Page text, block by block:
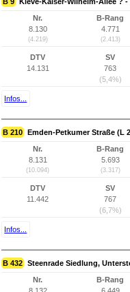
Nr.
8.130
(4.219)
B-Rang
4.771
(2.413)
DTV
14.131
SV
763
(5,4%)
Infos...
B 210 Emden-Petkumer Straße (L
Nr.
8.131
(10.094)
B-Rang
5.693
(3.317)
DTV
11.442
SV
767
(6,7%)
Infos...
B 432 Steenrade Siedlung,
Nr.
B-Rang